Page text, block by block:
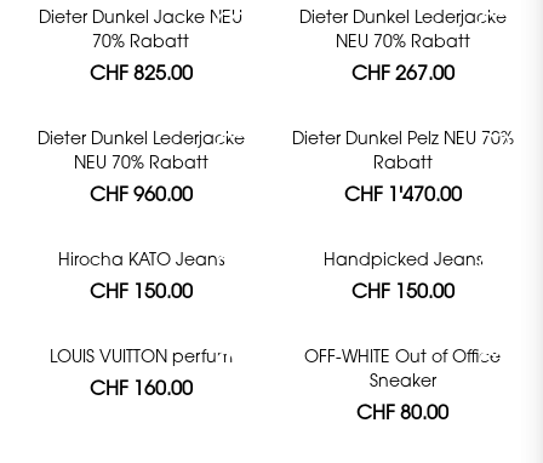
Dieter Dunkel Jacke NEU
70% Rabatt
CHF 825.00
Dieter Dunkel Lederjacke
NEU 70% Rabatt
CHF 267.00
Dieter Dunkel Lederjacke
NEU 70% Rabatt
CHF 960.00
Dieter Dunkel Pelz NEU 70%
Rabatt
CHF 1'470.00
Hirocha KATO Jeans
CHF 150.00
Handpicked Jeans
CHF 150.00
LOUIS VUITTON perfum
CHF 160.00
OFF-WHITE Out of Office
Sneaker
CHF 80.00